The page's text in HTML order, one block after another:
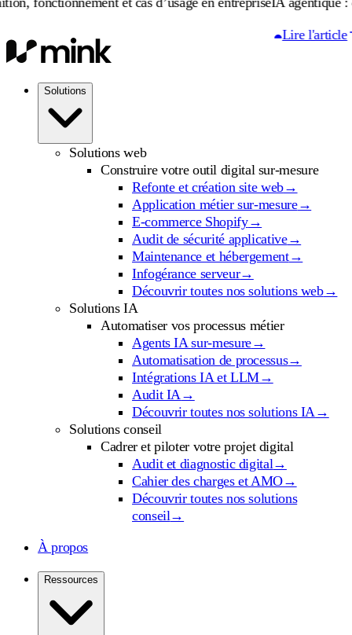
Lire l'article
Solutions
Solutions web
Construire votre outil digital sur-mesure
Refonte et création site web→
Application métier sur-mesure→
E-commerce Shopify→
Audit de sécurité applicative→
Maintenance et hébergement→
Infogérance serveur→
Découvrir toutes nos solutions web→
Solutions IA
Automatiser vos processus métier
Agents IA sur-mesure→
Automatisation de processus→
Intégrations IA et LLM→
Audit IA→
Découvrir toutes nos solutions IA→
Solutions conseil
Cadrer et piloter votre projet digital
Audit et diagnostic digital→
Cahier des charges et AMO→
Découvrir toutes nos solutions
conseil→
À propos
Ressources